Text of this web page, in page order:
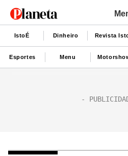
IstoÉ Dinheiro Revista
Esportes Menu